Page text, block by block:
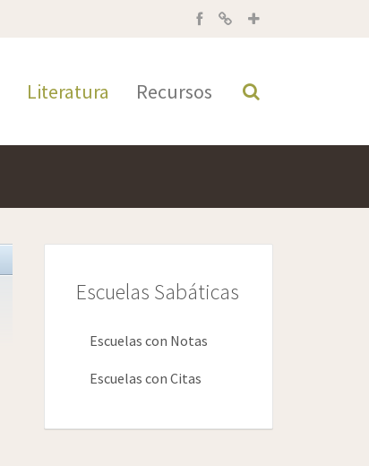
Literatura Recursos
Escuelas Sabáticas
Escuelas con Notas
Escuelas con Citas